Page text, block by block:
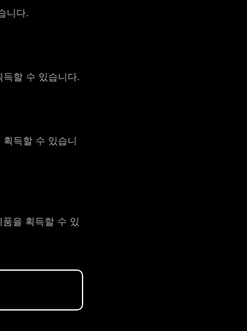
니다.
할 수 있습니다.
득할 수 있습니
을 획득할 수 있